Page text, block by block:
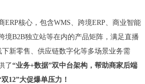
ERP核心，包含WMS、跨境ERP、商业智能
境B2B独立站等在内的产品矩阵，满足直播
新零售、供应链数字化等多场景业务需
了“业务+数据”双中台架构， 帮助商家后端
12”大促爆单压力！